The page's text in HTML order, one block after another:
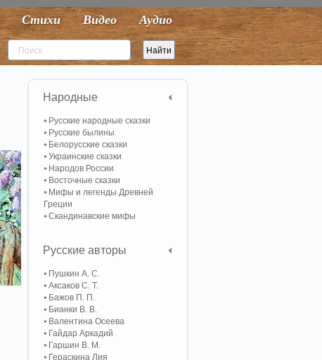
Стихи Видео Аудио
Народные
Русские народные сказки
Русские былины
Белорусские сказки
Украинские сказки
Народов России
Восточные сказки
Мифы и легенды Древней
Греции
Скандинавские мифы
Русские авторы
Пушкин А. С.
Аксаков С. Т.
Бажов П. П.
Бианки В. В.
Валентина Осеева
Гайдар Аркадий
Гаршин В. М.
Гераскина Лия